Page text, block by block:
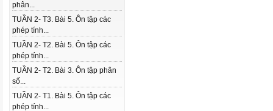
phân...
TUẦN 2- T3. Bài 5. Ôn tập các
phép tính...
TUẦN 2- T2. Bài 5. Ôn tập các
phép tính...
TUẦN 2- T2. Bài 3. Ôn tập phân
số...
TUẦN 2- T1. Bài 5. Ôn tập các
phép tính...